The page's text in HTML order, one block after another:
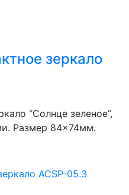
зеркало
“Солнце зеленое ”,
Размер 84×74мм.